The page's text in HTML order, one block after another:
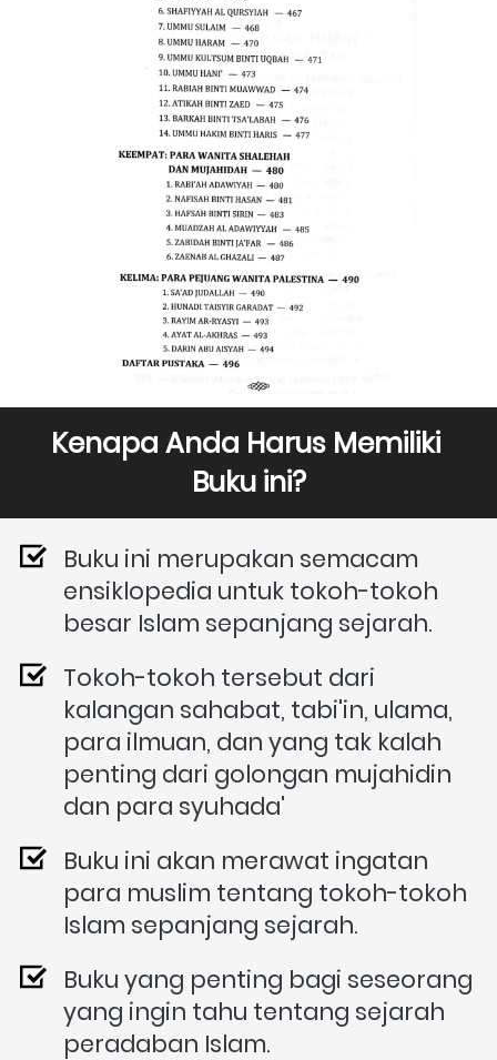
Kenapa Anda Harus Memiliki
Buku ini?
Buku ini merupakan semacam
ensiklopedia untuk tokoh-tokoh
besar Islam sepanjang sejarah.
Tokoh-tokoh tersebut dari
kalangan sahabat, tabi'in, ulama,
para ilmuan, dan yang tak kalah
penting dari golongan mujahidin
dan para syuhada'
Buku ini akan merawat ingatan
para muslim tentang tokoh-tokoh
Islam sepanjang sejarah.
Buku yang penting bagi seseorang
yang ingin tahu tentang sejarah
peradaban Islam.